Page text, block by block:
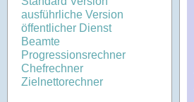
ausführliche Version
öffentlicher Dienst
Beamte
Progressionsrechner
Chefrechner
Zielnettorechner